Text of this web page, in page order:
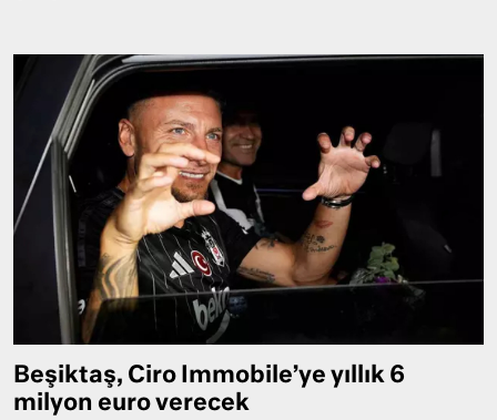
Beşiktaş, Ciro Immobile’ye yıllık 6
milyon euro verecek